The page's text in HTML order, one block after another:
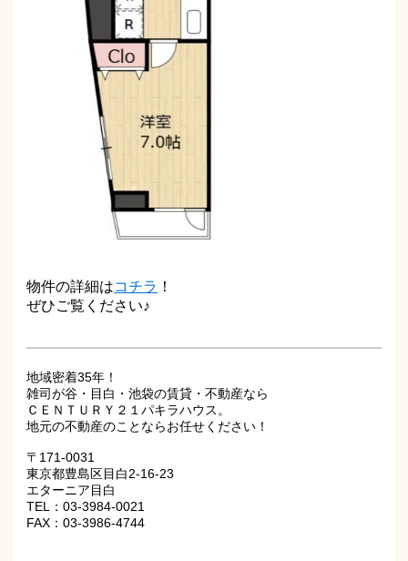
物件の詳細はコチラ ！
ぜひご覧ください♪
地域密着35年！
雑司が谷・目白・池袋の賃貸・不動産なら
ＣＥＮＴＵＲＹ２１パキラハウス。
地元の不動産のことならお任せください！
〒171-0031
東京都豊島区目白2-16-23
エターニア目白
TEL：03-3984-0021
FAX：03-3986-4744